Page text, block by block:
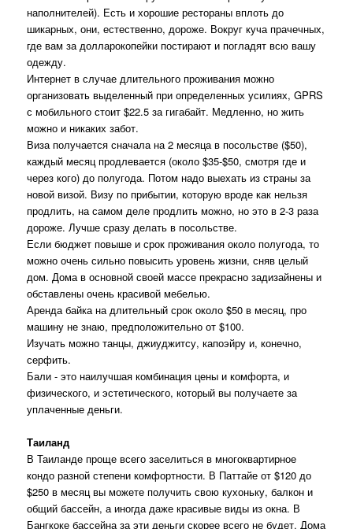
наполнителей). Есть и хорошие рестораны вплоть до
шикарных, они, естественно, дороже. Вокруг куча прачечных,
где вам за долларокопейки постирают и погладят всю вашу
одежду.
Интернет в случае длительного проживания можно
организовать выделенный при определенных усилиях, GPRS
с мобильного стоит $22.5 за гигабайт. Медленно, но жить
можно и никаких забот.
Виза получается сначала на 2 месяца в посольстве ($50),
каждый месяц продлевается (около $35-$50, смотря где и
через кого) до полугода. Потом надо выехать из страны за
новой визой. Визу по прибытии, которую вроде как нельзя
продлить, на самом деле продлить можно, но это в 2-3 раза
дороже. Лучше сразу делать в посольстве.
Если бюджет повыше и срок проживания около полугода, то
можно очень сильно повысить уровень жизни, сняв целый
дом. Дома в основной своей массе прекрасно задизайнены и
обставлены очень красивой мебелью.
Аренда байка на длительный срок около $50 в месяц, про
машину не знаю, предположительно от $100.
Изучать можно танцы, джиуджитсу, капоэйру и, конечно,
серфить.
Бали - это наилучшая комбинация цены и комфорта, и
физического, и эстетического, который вы получаете за
уплаченные деньги.
Таиланд
В Таиланде проще всего заселиться в многоквартирное
кондо разной степени комфортности. В Паттайе от $120 до
$250 в месяц вы можете получить свою кухоньку, балкон и
общий бассейн, а иногда даже красивые виды из окна. В
Бангкоке бассейна за эти деньги скорее всего не будет. Дома